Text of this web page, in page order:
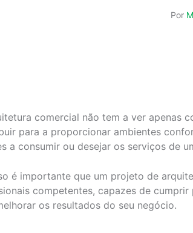
Por
comercial não tem a ver apenas
para a proporcionar ambientes
a consumir ou desejar os serviços de
é importante que um projeto de
competentes, capazes de
os resultados do seu negócio.